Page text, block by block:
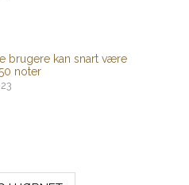
brugere kan snart være
noter